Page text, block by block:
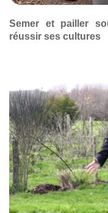
Semer et pailler
réussir ses cultures